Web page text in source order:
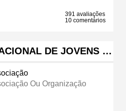
391 avaliações
10 comentários
DE JOVENS …
Ou Organização